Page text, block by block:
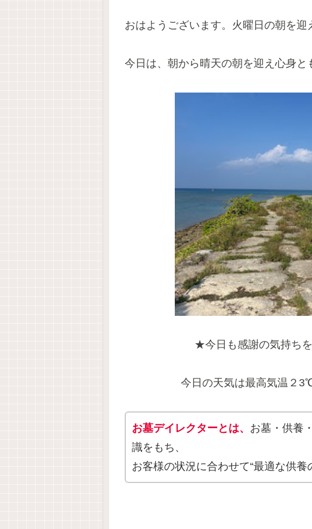
おはようございます。火曜日の朝を迎
今日は、朝から晴天の朝を迎え心身と
★今日も感謝の気持ち
今日の天気は最高気温２
お墓デイレクターとは、 お墓・供養
識をもち、
お客様の状況に合わせて“最適な供養